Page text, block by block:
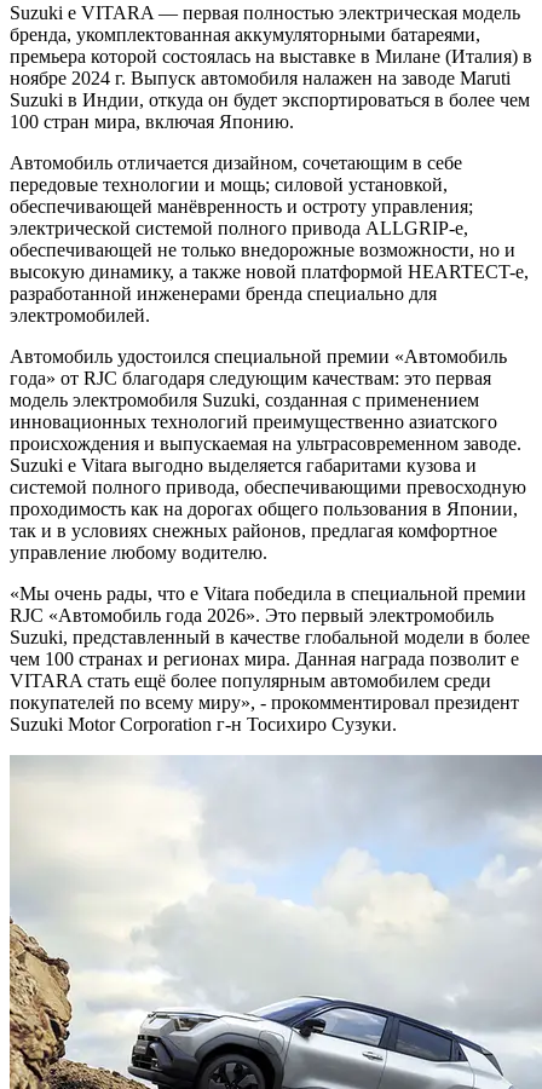
Suzuki e VITARA — первая полностью электрическая модель
бренда, укомплектованная аккумуляторными батареями,
премьера которой состоялась на выставке в Милане (Италия) в
ноябре 2024 г. Выпуск автомобиля налажен на заводе Maruti
Suzuki в Индии, откуда он будет экспортироваться в более чем
100 стран мира, включая Японию.
Автомобиль отличается дизайном, сочетающим в себе
передовые технологии и мощь; силовой установкой,
обеспечивающей манёвренность и остроту управления;
электрической системой полного привода ALLGRIP-e,
обеспечивающей не только внедорожные возможности, но и
высокую динамику, а также новой платформой HEARTECT-e,
разработанной инженерами бренда специально для
электромобилей.
Автомобиль удостоился специальной премии «Автомобиль
года» от RJC благодаря следующим качествам: это первая
модель электромобиля Suzuki, созданная с применением
инновационных технологий преимущественно азиатского
происхождения и выпускаемая на ультрасовременном заводе.
Suzuki e Vitara выгодно выделяется габаритами кузова и
системой полного привода, обеспечивающими превосходную
проходимость как на дорогах общего пользования в Японии,
так и в условиях снежных районов, предлагая комфортное
управление любому водителю.
«Мы очень рады, что e Vitara победила в специальной премии
RJC «Автомобиль года 2026». Это первый электромобиль
Suzuki, представленный в качестве глобальной модели в более
чем 100 странах и регионах мира. Данная награда позволит e
VITARA стать ещё более популярным автомобилем среди
покупателей по всему миру», - прокомментировал президент
Suzuki Motor Corporation г-н Тосихиро Сузуки.